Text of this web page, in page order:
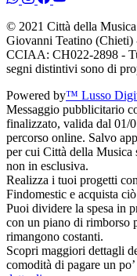
© 2021 Città della
Giovanni Teatino
CCIAA: CH022-2898 -
segni distintivi sono di
Powered by™ Lusso
Messaggio pubblicitario
finalizzato, valida dal 01/
percorso online. Salvo
per cui Città della Musica
non in esclusiva.
Realizza i tuoi progetti
Findomestic e acquista
Puoi dividere la spesa in
con un piano di rimborso
rimangono costanti.
Scopri maggiori dettagli
comodità di pagare un